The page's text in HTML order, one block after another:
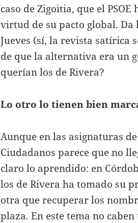
caso de Zigoitia, que el
virtud de su pacto global. Da
Jueves (sí, la revista satírica
de que la alternativa era un
querían los de Rivera?
Lo otro lo tienen bien
Aunque en las asignaturas
Ciudadanos parece que no
claro lo aprendido: en
los de Rivera ha tomado su
otra que recuperar los
plaza. En este tema no